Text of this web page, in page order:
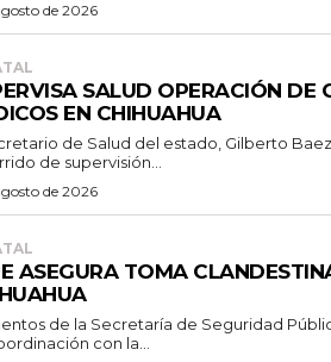
de 2026
SALUD OPERACIÓN DE
EN CHIHUAHUA
de Salud del estado, Gilberto
de supervisión...
de 2026
ASEGURA TOMA
de la Secretaría de Seguridad
con la...